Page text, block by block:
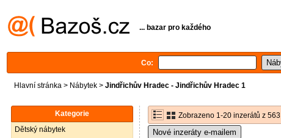
... bazar pro každého
Co:
Hlavní stránka > Nábytek > Jindřichův Hradec - Jindřichův Hradec 1
Kategorie
Dětský nábytek
Zobrazeno 1-20 inzerátů z 563
Nové inzeráty e-mailem